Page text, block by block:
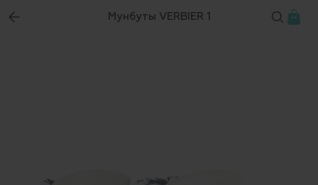
Мунбуты VERBIER 1